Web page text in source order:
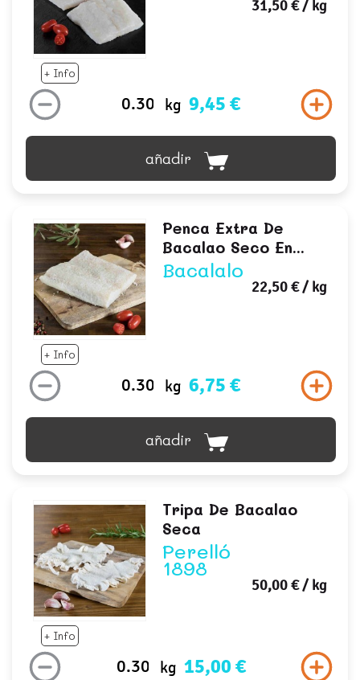
+ Info
31,50 €/ kg
kg 9,45 €
añadir
+ Info
Penca Extra De
Bacalao Seco En...
Bacalalo
22,50 €/ kg
kg 6,75 €
añadir
+ Info
Tripa De Bacalao
Seca
Perelló
1898
50,00 €/ kg
kg 15,00 €